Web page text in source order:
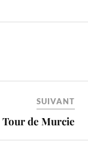
SUIVANT
Tour de Murcie